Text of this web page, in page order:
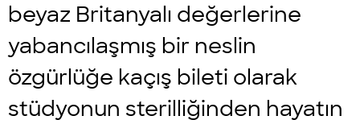
beyaz Britanyalı değerlerine
yabancılaşmış bir neslin
özgürlüğe kaçış bileti olarak
stüdyonun sterilliğinden hayatın